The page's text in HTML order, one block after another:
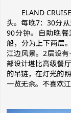
ELAND
头。每晚7：30分
90分钟。自助晚
船，分为上下两层
江边风景。2层设
部设计堪比高级餐
的吊链，在灯光的
一览无余。不喜欢